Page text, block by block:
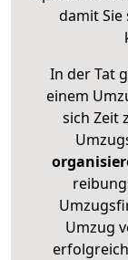
damit Sie
In der Tat
einem
sich Zeit
Umzug